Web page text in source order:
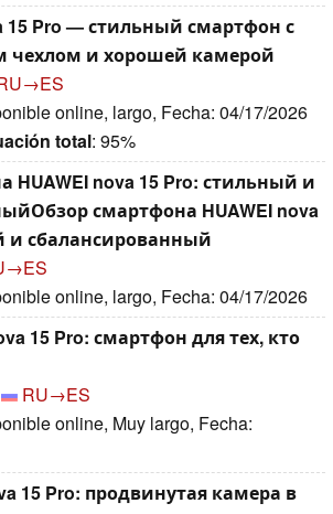
15 Pro — стильный смартфон с
и хорошей камерой
online, largo, Fecha: 04/17/2026
total: 95%
HUAWEI nova 15 Pro: стильный и
смартфона HUAWEI nova
и сбалансированный
online, largo, Fecha: 04/17/2026
15 Pro: смартфон для тех, кто
RU→ES
online, Muy largo, Fecha:
15 Pro: продвинутая камера в